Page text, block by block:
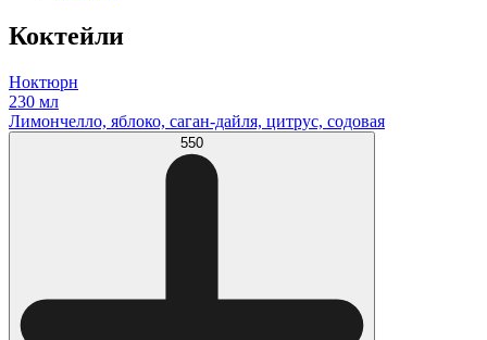
Коктейли
Ноктюрн
230 мл
Лимончелло, яблоко, саган-дайля, цитрус, содовая
550